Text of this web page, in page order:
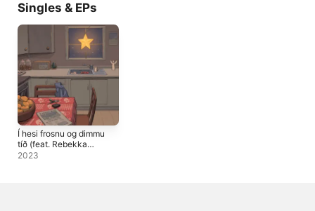
Singles & EPs
Í hesi frosnu og dimmu
tíð (feat. Rebekka
Petersen) - Single
2023